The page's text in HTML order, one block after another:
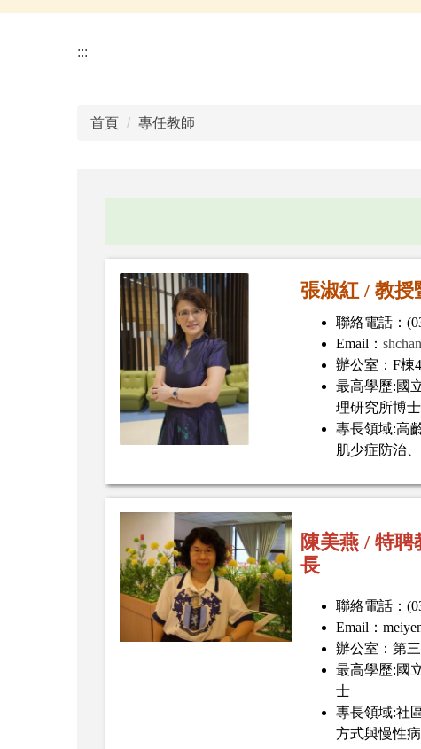
:::
首頁 專任教師
張淑紅 / 教授
聯絡電話：
Email：
辦公室：F棟
最高學歷:國
理研究所博士
專長領域:高
肌少症防治
陳美燕 / 特
長
聯絡電話：
Email：
辦公室：第
最高學歷:國
士
專長領域:社
方式與慢性